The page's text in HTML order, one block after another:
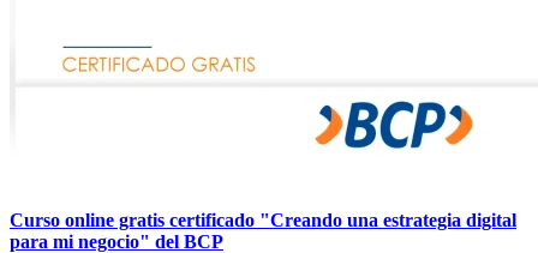
Curso online gratis certificado "Creando una estrategia digital
para mi negocio" del BCP